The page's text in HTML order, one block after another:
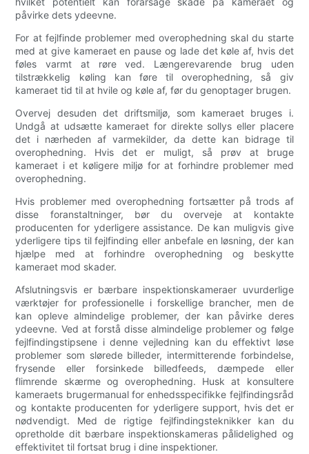
påvirke dets ydeevne.
For at fejlfinde problemer med overophedning skal du starte
med at give kameraet en pause og lade det køle af, hvis det
føles varmt at røre ved. Længerevarende brug uden
tilstrækkelig køling kan føre til overophedning, så giv
kameraet tid til at hvile og køle af, før du genoptager brugen.
Overvej desuden det driftsmiljø, som kameraet bruges i.
Undgå at udsætte kameraet for direkte sollys eller placere
det i nærheden af ​​varmekilder, da dette kan bidrage til
overophedning. Hvis det er muligt, så prøv at bruge
kameraet i et køligere miljø for at forhindre problemer med
overophedning.
Hvis problemer med overophedning fortsætter på trods af
disse foranstaltninger, bør du overveje at kontakte
producenten for yderligere assistance. De kan muligvis give
yderligere tips til fejlfinding eller anbefale en løsning, der kan
hjælpe med at forhindre overophedning og beskytte
kameraet mod skader.
Afslutningsvis er bærbare inspektionskameraer uvurderlige
værktøjer for professionelle i forskellige brancher, men de
kan opleve almindelige problemer, der kan påvirke deres
ydeevne. Ved at forstå disse almindelige problemer og følge
fejlfindingstipsene i denne vejledning kan du effektivt løse
problemer som slørede billeder, intermitterende forbindelse,
frysende eller forsinkede billedfeeds, dæmpede eller
flimrende skærme og overophedning. Husk at konsultere
kameraets brugermanual for enhedsspecifikke fejlfindingsråd
og kontakte producenten for yderligere support, hvis det er
nødvendigt. Med de rigtige fejlfindingsteknikker kan du
opretholde dit bærbare inspektionskameras pålidelighed og
effektivitet til fortsat brug i dine inspektioner.